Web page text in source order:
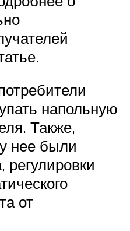
напольную
Также,
нее были
регулировки
от